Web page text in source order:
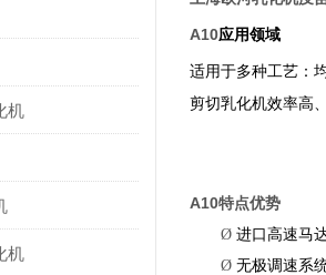
机
机
A10应用领域
适用于多种工艺：
剪切乳化机效率高
A10特点优势
Ø 进口高速马
Ø 无极调速系